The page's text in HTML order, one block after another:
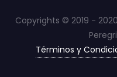
Copyrights © 2019 -
Términos y